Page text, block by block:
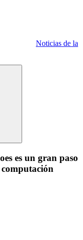
Noticias de la
es un gran paso
computación